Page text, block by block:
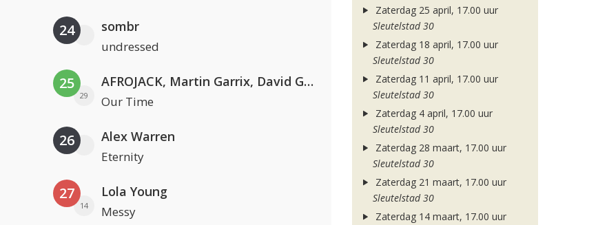
24 sombr
undressed
25
29
AFROJACK, Martin Garrix, David Guetta & Amél
Our Time
26 Alex Warren
Eternity
27
14
Lola Young
Messy
Zaterdag 25 april, 17.00 uur
Sleutelstad 30
Zaterdag 18 april, 17.00 uur
Sleutelstad 30
Zaterdag 11 april, 17.00 uur
Sleutelstad 30
Zaterdag 4 april, 17.00 uur
Sleutelstad 30
Zaterdag 28 maart, 17.00 uur
Sleutelstad 30
Zaterdag 21 maart, 17.00 uur
Sleutelstad 30
Zaterdag 14 maart, 17.00 uur